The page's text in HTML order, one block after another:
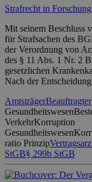
Strafrecht in
Mit seinem Beschluss
für Strafsachen des
der Verordnung von
des § 11 Abs. 1 Nr. 2
gesetzlichen
Nach der
AmtsträgerBeauftragter
Gesundheitswesen
VerkehrKorruption
Gesundheitswesen
ratio Prinzip
StGB§ 299b StGB